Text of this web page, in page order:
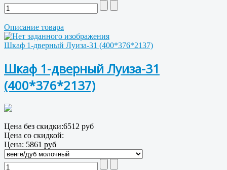
Описание товара
Шкаф 1-дверный Луиза-31 (400*376*2137)
Шкаф 1-дверный Луиза-31
(400*376*2137)
Цена без скидки:6512 руб
Цена со скидкой:
Цена: 5861 руб